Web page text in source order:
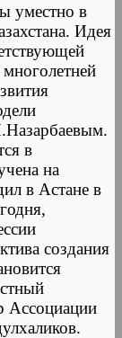
уместно в
Идея
в
на
в Астане в
создания
Ассоциации